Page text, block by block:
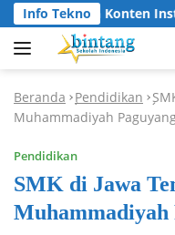
Langsung
ke
konten
Info Tekno
Unduh Konten
Beranda -Pendidikan -
Muhammadiyah
Pendidikan
SMK di Jawa
Muhammadiyah